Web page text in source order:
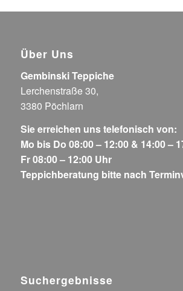
Über Uns
Gembinski Teppiche
Lerchenstraße 30,
3380 Pöchlarn
Sie erreichen uns telefonisch von:
Mo bis Do 08:00 – 12:00 & 14:00 –
Fr 08:00 – 12:00 Uhr
Teppichberatung bitte nach
Suchergebnisse